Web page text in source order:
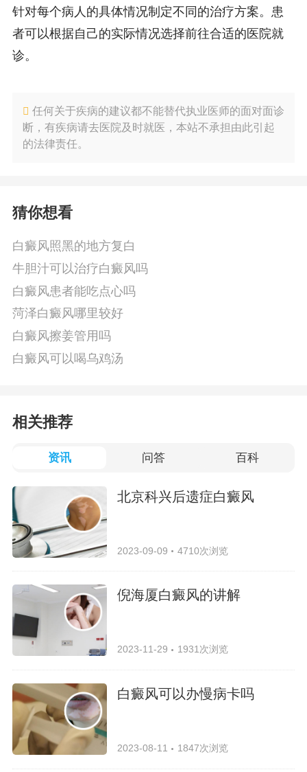
针对每个病人的具体情况制定不同的治疗方案。患
者可以根据自己的实际情况选择前往合适的医院就
诊。
任何关于疾病的建议都不能替代执业医师的面对面诊
断，有疾病请去医院及时就医，本站不承担由此引起
的法律责任。
猜你想看
白癜风照黑的地方复白
牛胆汁可以治疗白癜风吗
白癜风患者能吃点心吗
菏泽白癜风哪里较好
白癜风擦姜管用吗
白癜风可以喝乌鸡汤
相关推荐
资讯 问答 百科
北京科兴后遗症白癜风
2023-09-09 4710次浏览
倪海厦白癜风的讲解
2023-11-29 1931次浏览
白癜风可以办慢病卡吗
2023-08-11 1847次浏览